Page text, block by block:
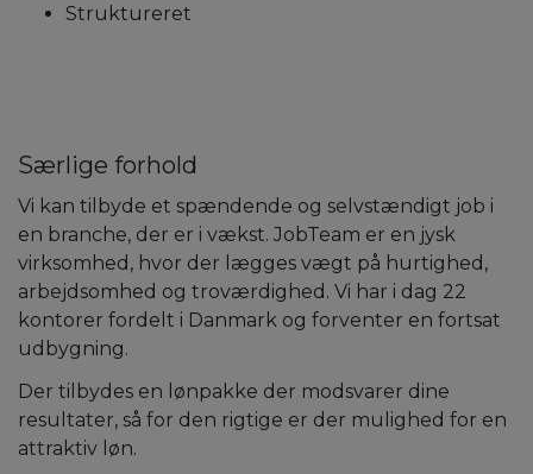
Struktureret
Særlige forhold
Vi kan tilbyde et spændende og selvstændigt job i
en branche, der er i vækst. JobTeam er en jysk
virksomhed, hvor der lægges vægt på hurtighed,
arbejdsomhed og troværdighed. Vi har i dag 22
kontorer fordelt i Danmark og forventer en fortsat
udbygning.
Der tilbydes en lønpakke der modsvarer dine
resultater, så for den rigtige er der mulighed for en
attraktiv løn.